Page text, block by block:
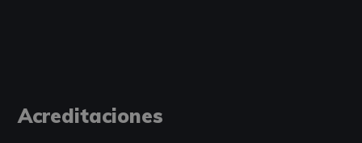
Acreditaciones